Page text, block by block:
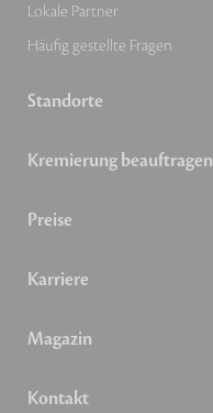
Lokale Partner
Häufig gestellte Fragen
Standorte
Kremierung beauftragen
Preise
Karriere
Magazin
Kontakt